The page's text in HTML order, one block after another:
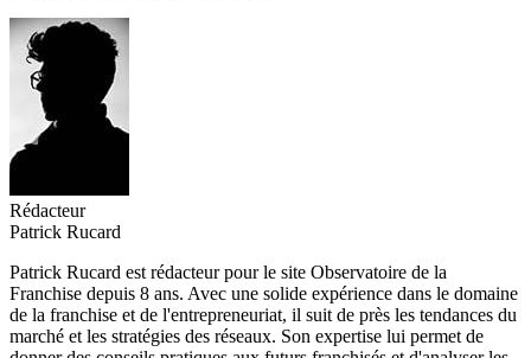
Rédacteur
Patrick Rucard
Patrick Rucard est rédacteur pour le site Observatoire de la
Franchise depuis 8 ans. Avec une solide expérience dans le domaine
de la franchise et de l'entrepreneuriat, il suit de près les tendances du
marché et les stratégies des réseaux. Son expertise lui permet de